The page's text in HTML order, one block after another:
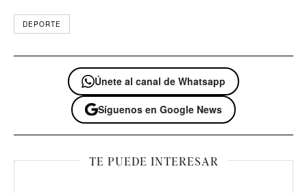
DEPORTE
Únete al canal de Whatsapp
Síguenos en Google News
TE PUEDE INTERESAR